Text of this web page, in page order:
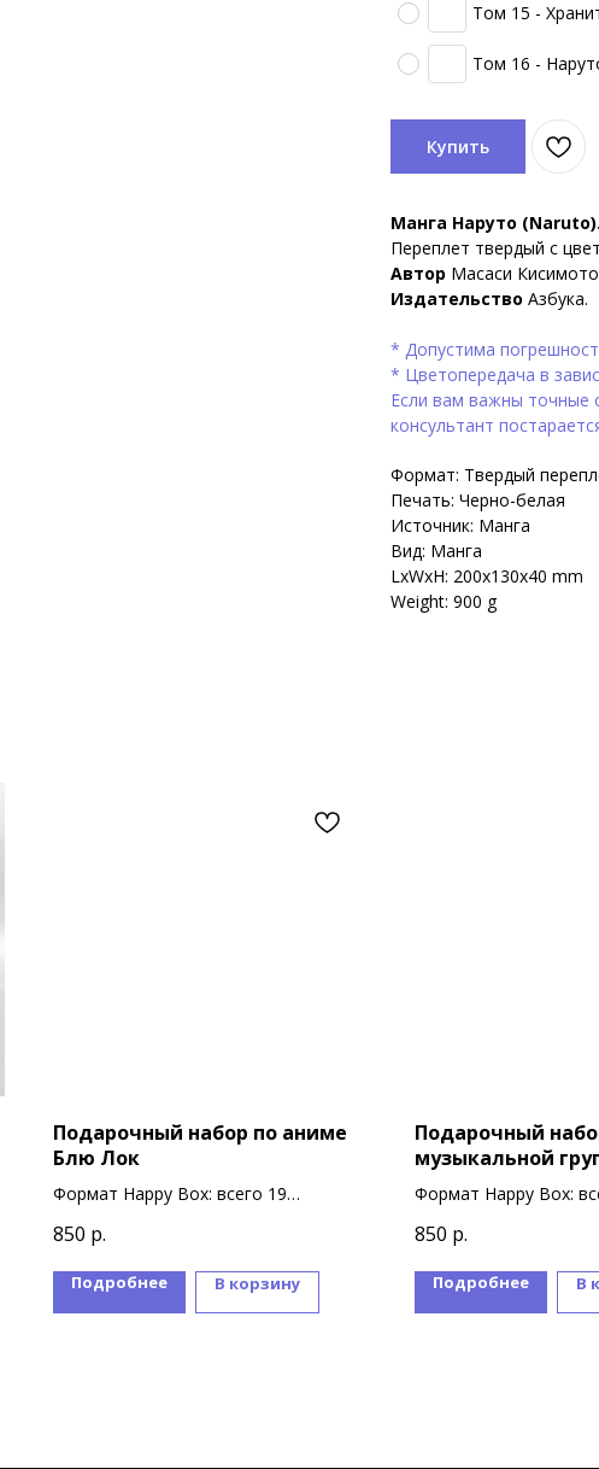
Том 15 -
Том 16 -
Купить
Манга Наруто (Naruto).
Переплет твердый с
Автор Масаси
Издательство Азбука.
* Допустима
* Цветопередача в
Если вам важны точные
консультант
Формат: Твердый
Печать: Черно-белая
Источник: Манга
Вид: Манга
LxWxH: 200x130x40 mm
Weight: 900 g
Подарочный набор по аниме
Блю Лок
Формат Happy Box: всего 19
850 р.
Подробнее В корзину
Подарочный
музыкальной
Формат Happy Box:
850 р.
Подробнее В